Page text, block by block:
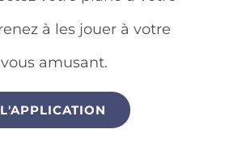
à les jouer à votre
amusant.